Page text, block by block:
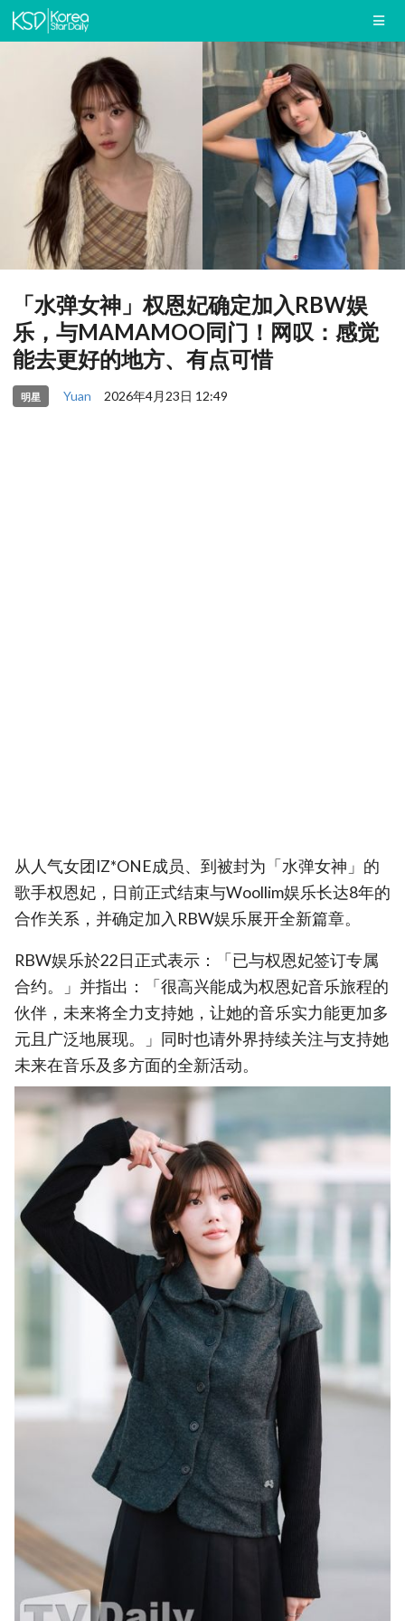
「水弹女神」权恩妃确定加入RBW娱
乐，与MAMAMOO同门！网叹：感觉
能去更好的地方、有点可惜
明星 Yuan 2026年4月23日 12:49
从人气女团IZ*ONE成员、到被封为「水弹女神」的
歌手权恩妃，日前正式结束与Woollim娱乐长达8年的
合作关系，并确定加入RBW娱乐展开全新篇章。
RBW娱乐於22日正式表示：「已与权恩妃签订专属
合约。」并指出：「很高兴能成为权恩妃音乐旅程的
伙伴，未来将全力支持她，让她的音乐实力能更加多
元且广泛地展现。」同时也请外界持续关注与支持她
未来在音乐及多方面的全新活动。